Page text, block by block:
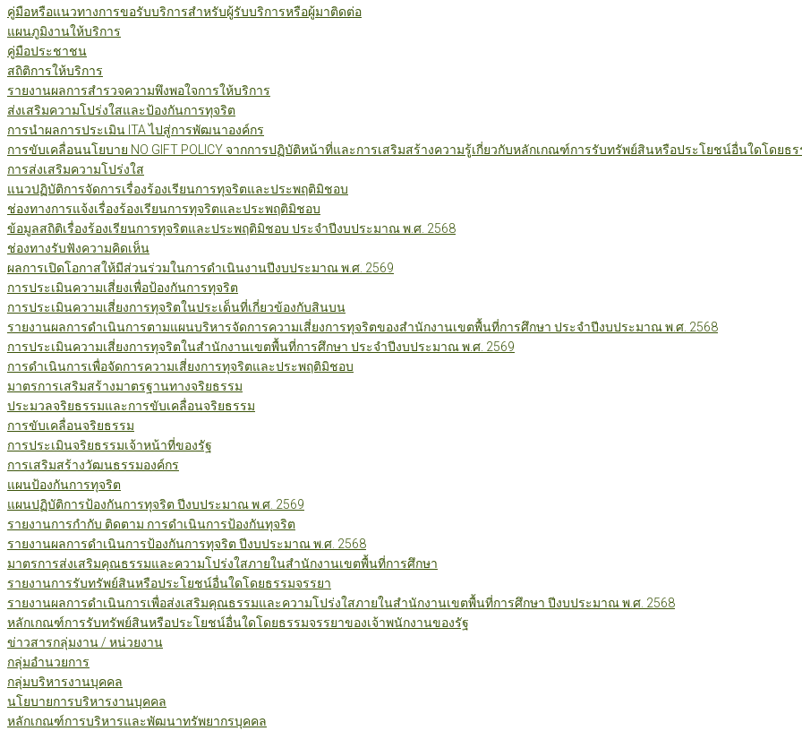
คู่มือหรือแนวทางการขอรับบริการสำหรับผู้รับบริการหรือผู้มาติดต่อ
แผนภูมิงานให้บริการ
คู่มือประชาชน
สถิติการให้บริการ
รายงานผลการสำรวจความพึงพอใจการให้บริการ
ส่งเสริมความโปร่งใสและป้องกันการทุจริต
การนำผลการประเมิน ITA ไปสู่การพัฒนาองค์กร
การขับเคลื่อนนโยบาย NO GIFT POLICY จากการปฏิบัติหน้าที่และการเสริมสร้างความรู้เกี่ยวกับหลักเกณฑ์การรับทรัพย์สินหรือประโยชน์อื่นใดโดยธ
การส่งเสริมความโปร่งใส
แนวปฏิบัติการจัดการเรื่องร้องเรียนการทุจริตและประพฤติมิชอบ
ช่องทางการแจ้งเรื่องร้องเรียนการทุจริตและประพฤติมิชอบ
ข้อมูลสถิติเรื่องร้องเรียนการทุจริตและประพฤติมิชอบ ประจำปีงบประมาณ พ.ศ. 2568
ช่องทางรับฟังความคิดเห็น
ผลการเปิดโอกาสให้มีส่วนร่วมในการดำเนินงานปีงบประมาณ พ.ศ. 2569
การประเมินความเสี่ยงเพื่อป้องกันการทุจริต
การประเมินความเสี่ยงการทุจริตในประเด็นที่เกี่ยวข้องกับสินบน
รายงานผลการดำเนินการตามแผนบริหารจัดการความเสี่ยงการทุจริตของสำนักงานเขตพื้นที่การศึกษา ประจำปีงบประมาณ พ.ศ. 2568
การประเมินความเสี่ยงการทุจริตในสำนักงานเขตพื้นที่การศึกษา ประจำปีงบประมาณ พ.ศ. 2569
การดำเนินการเพื่อจัดการความเสี่ยงการทุจริตและประพฤติมิชอบ
มาตรการเสริมสร้างมาตรฐานทางจริยธรรม
ประมวลจริยธรรมและการขับเคลื่อนจริยธรรม
การขับเคลื่อนจริยธรรม
การประเมินจริยธรรมเจ้าหน้าที่ของรัฐ
การเสริมสร้างวัฒนธรรมองค์กร
แผนป้องกันการทุจริต
แผนปฏิบัติการป้องกันการทุจริต ปีงบประมาณ พ.ศ. 2569
รายงานการกำกับ ติดตาม การดำเนินการป้องกันทุจริต
รายงานผลการดำเนินการป้องกันการทุจริต ปีงบประมาณ พ.ศ. 2568
มาตรการส่งเสริมคุณธรรมและความโปร่งใสภายในสำนักงานเขตพื้นที่การศึกษา
รายงานการรับทรัพย์สินหรือประโยชน์อื่นใดโดยธรรมจรรยา
รายงานผลการดำเนินการเพื่อส่งเสริมคุณธรรมและความโปร่งใสภายในสำนักงานเขตพื้นที่การศึกษา ปีงบประมาณ พ.ศ. 2568
หลักเกณฑ์การรับทรัพย์สินหรือประโยชน์อื่นใดโดยธรรมจรรยาของเจ้าพนักงานของรัฐ
ข่าวสารกลุ่มงาน / หน่วยงาน
กลุ่มอำนวยการ
กลุ่มบริหารงานบุคคล
นโยบายการบริหารงานบุคคล
หลักเกณฑ์การบริหารและพัฒนาทรัพยากรบุคคล